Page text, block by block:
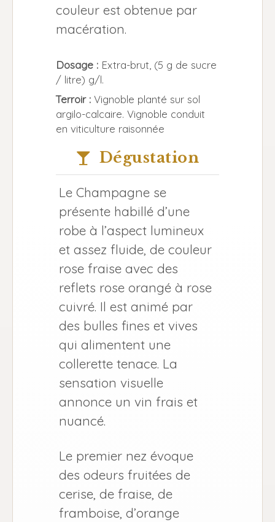
couleur est obtenue par
macération.
Dosage : Extra-brut, (5 g de sucre
/ litre) g/l.
Terroir : Vignoble planté sur sol
argilo-calcaire. Vignoble conduit
en viticulture raisonnée
Dégustation
Le Champagne se
présente habillé d’une
robe à l’aspect lumineux
et assez fluide, de couleur
rose fraise avec des
reflets rose orangé à rose
cuivré. Il est animé par
des bulles fines et vives
qui alimentent une
collerette tenace. La
sensation visuelle
annonce un vin frais et
nuancé.
Le premier nez évoque
des odeurs fruitées de
cerise, de fraise, de
framboise, d’orange